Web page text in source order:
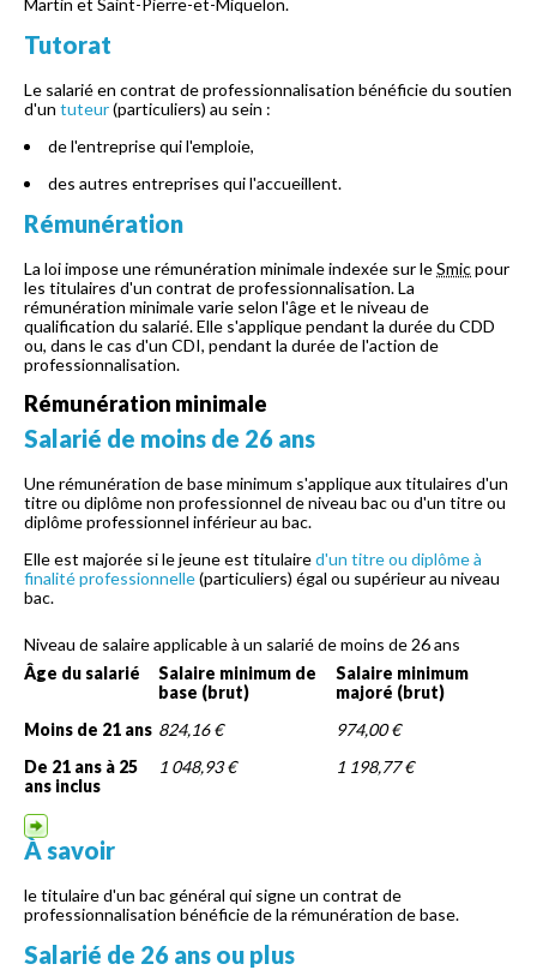
Tutorat
Le salarié en contrat de professionnalisation bénéficie du soutien
d'un tuteur(particuliers) au sein :
de l'entreprise qui l'emploie,
des autres entreprises qui l'accueillent.
Rémunération
La loi impose une rémunération minimale indexée sur leSmicpour
les titulaires d'un contrat de professionnalisation. La
rémunération minimale varie selon l'âge et le niveau de
qualification du salarié. Elle s'applique pendant la durée du CDD
ou, dans le cas d'un CDI, pendant la durée de l'action de
professionnalisation.
Rémunération minimale
Salarié de moins de 26 ans
Une rémunération de base minimum s'applique aux titulaires d'un
titre ou diplôme non professionnel de niveau bac ou d'un titre ou
diplôme professionnel inférieur au bac.
Elle est majorée si le jeune est titulaired'un titre ou diplôme à
finalité professionnelle(particuliers) égal ou supérieur au niveau
bac.
Niveau de salaire applicable à un salarié de moins de 26 ans
Âge du salarié
Salaire minimum de
base (brut)
Salaire minimum
majoré (brut)
Moins de 21 ans 824,16 €
974,00 €
De 21 ans à 25
ans inclus
1 048,93 € 1 198,77 €
À savoir
le titulaire d'un bac général qui signe un contrat de
professionnalisation bénéficie de la rémunération de base.
Salarié de 26 ans ou plus